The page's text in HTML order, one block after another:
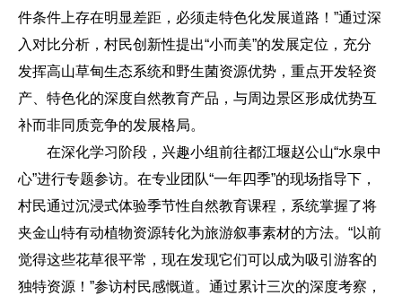
件条件上存在明显差距，必须走特色化发展道路！”通过深
入对比分析，村民创新性提出“小而美”的发展定位，充分
发挥高山草甸生态系统和野生菌资源优势，重点开发轻资
产、特色化的深度自然教育产品，与周边景区形成优势互
补而非同质竞争的发展格局。
在深化学习阶段，兴趣小组前往都江堰赵公山“水泉中
心”进行专题参访。在专业团队“一年四季”的现场指导下，
村民通过沉浸式体验季节性自然教育课程，系统掌握了将
夹金山特有动植物资源转化为旅游叙事素材的方法。“以前
觉得这些花草很平常，现在发现它们可以成为吸引游客的
独特资源！”参访村民感慨道。通过累计三次的深度考察，